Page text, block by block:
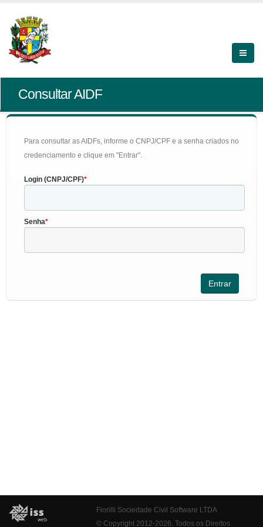
Consultar AIDF
Para consultar as AIDFs, informe o CNPJ/CPF e a senha criados no
credenciamento e clique em "Entrar".
Login (CNPJ/CPF)
Senha
Fiorilli Sociedade Civil Software LTDA
© Copyright 2012-2026. Todos os Direitos